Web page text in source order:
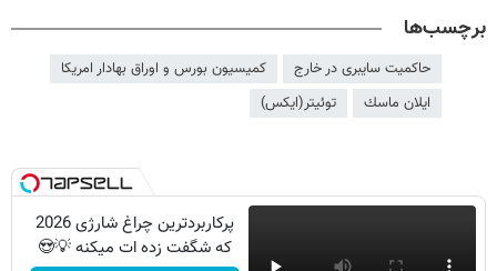
برچسب‌ها
حاکمیت سایبری در خارج
کمیسیون بورس و اوراق بهادار امریکا
ايلان ماسك
توئیتر(ایکس)
پرکاربردترین چراغ شارژی 2026
که شگفت زده ات میکنه 💡😍